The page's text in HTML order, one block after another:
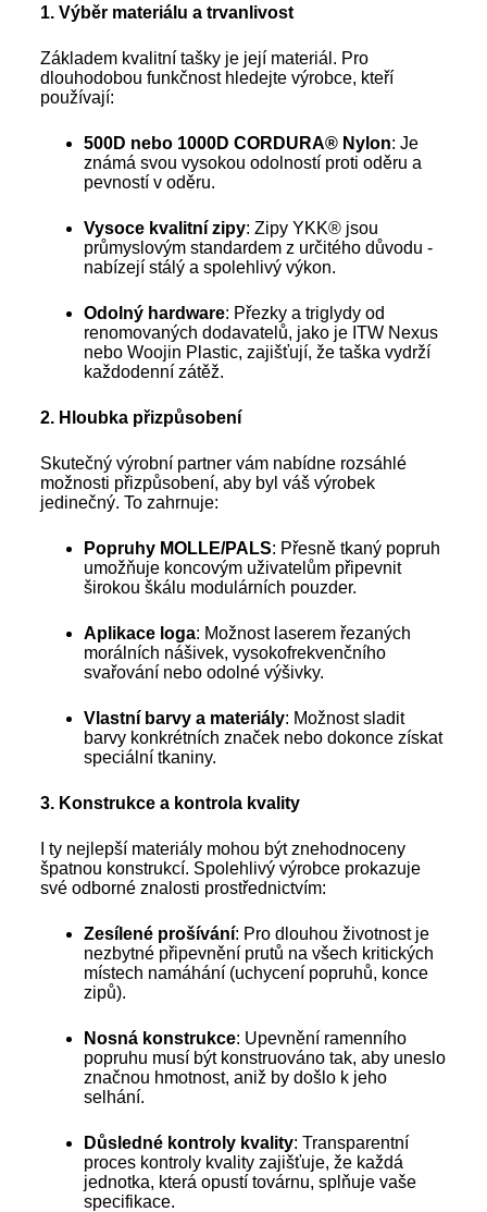
1. Výběr materiálu a trvanlivost
Základem kvalitní tašky je její materiál. Pro
dlouhodobou funkčnost hledejte výrobce, kteří
používají:
500D nebo 1000D CORDURA® Nylon: Je
známá svou vysokou odolností proti oděru a
pevností v oděru.
Vysoce kvalitní zipy: Zipy YKK® jsou
průmyslovým standardem z určitého důvodu -
nabízejí stálý a spolehlivý výkon.
Odolný hardware: Přezky a triglydy od
renomovaných dodavatelů, jako je ITW Nexus
nebo Woojin Plastic, zajišťují, že taška vydrží
každodenní zátěž.
2. Hloubka přizpůsobení
Skutečný výrobní partner vám nabídne rozsáhlé
možnosti přizpůsobení, aby byl váš výrobek
jedinečný. To zahrnuje:
Popruhy MOLLE/PALS: Přesně tkaný popruh
umožňuje koncovým uživatelům připevnit
širokou škálu modulárních pouzder.
Aplikace loga: Možnost laserem řezaných
morálních nášivek, vysokofrekvenčního
svařování nebo odolné výšivky.
Vlastní barvy a materiály: Možnost sladit
barvy konkrétních značek nebo dokonce získat
speciální tkaniny.
3. Konstrukce a kontrola kvality
I ty nejlepší materiály mohou být znehodnoceny
špatnou konstrukcí. Spolehlivý výrobce prokazuje
své odborné znalosti prostřednictvím:
Zesílené prošívání: Pro dlouhou životnost je
nezbytné připevnění prutů na všech kritických
místech namáhání (uchycení popruhů, konce
zipů).
Nosná konstrukce: Upevnění ramenního
popruhu musí být konstruováno tak, aby uneslo
značnou hmotnost, aniž by došlo k jeho
selhání.
Důsledné kontroly kvality: Transparentní
proces kontroly kvality zajišťuje, že každá
jednotka, která opustí továrnu, splňuje vaše
specifikace.